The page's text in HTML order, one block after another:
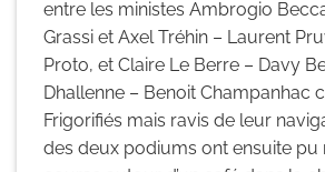
entre les ministes Ambrogio
Grassi et Axel Tréhin – Laurent
Proto, et Claire Le Berre – Davy
Dhallenne – Benoit Champanhac
Frigorifiés mais ravis de leur
des deux podiums ont ensuite pu